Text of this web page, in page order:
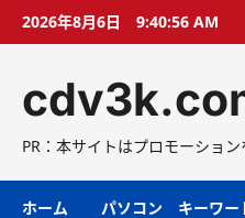
2026年8月6日 9:40:57 AM
PR：本サイトはプロモーショ
ホーム パソコン キーワー